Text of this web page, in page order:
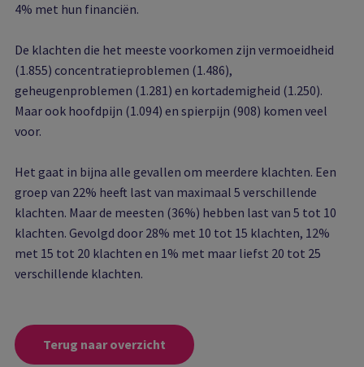
4% met hun financiën.
De klachten die het meeste voorkomen zijn vermoeidheid
(1.855) concentratieproblemen (1.486),
geheugenproblemen (1.281) en kortademigheid (1.250).
Maar ook hoofdpijn (1.094) en spierpijn (908) komen veel
voor.
Het gaat in bijna alle gevallen om meerdere klachten. Een
groep van 22% heeft last van maximaal 5 verschillende
klachten. Maar de meesten (36%) hebben last van 5 tot 10
klachten. Gevolgd door 28% met 10 tot 15 klachten, 12%
met 15 tot 20 klachten en 1% met maar liefst 20 tot 25
verschillende klachten.
Terug naar overzicht